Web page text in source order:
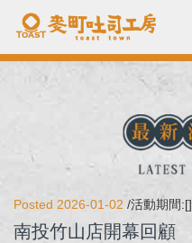
Posted 2026-01-02 /活動期間:[]
南投竹山店開幕回顧